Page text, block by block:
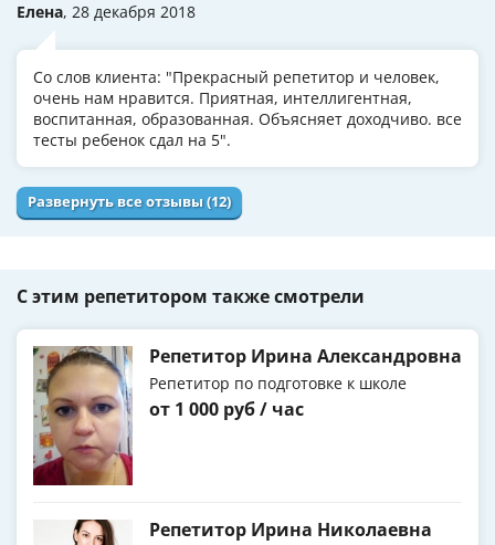
Елена, 28 декабря 2018
Со слов клиента: "Прекрасный репетитор и человек,
очень нам нравится. Приятная, интеллигентная,
воспитанная, образованная. Объясняет доходчиво. все
тесты ребенок сдал на 5".
Развернуть все отзывы (12)
С этим репетитором также смотрели
Репетитор Ирина Александровна
Репетитор по подготовке к школе
от 1 000 руб / час
Репетитор Ирина Николаевна